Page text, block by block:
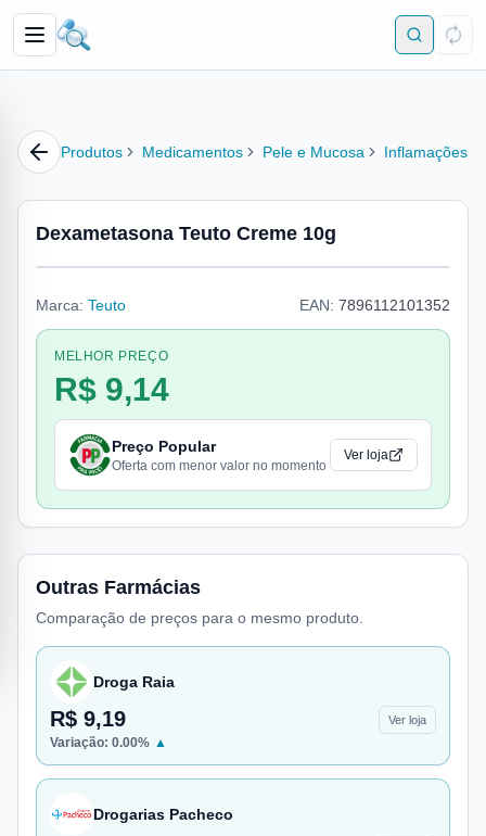
Produtos Medicamentos Pele e Mucosa Inflamações
Dexametasona Teuto Creme 10g
Marca: Teuto EAN: 7896112101352
MELHOR PREÇO
R$ 9,14
Preço Popular
Oferta com menor valor no momento
Ver loja
Outras Farmácias
Comparação de preços para o mesmo produto.
Droga Raia
R$ 9,19 Ver loja
Variação: 0.00% ▲
Drogarias Pacheco